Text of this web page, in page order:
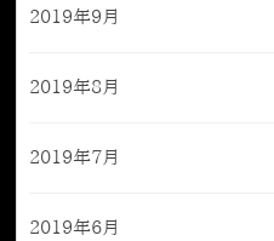
2019年9月
2019年8月
2019年7月
2019年6月